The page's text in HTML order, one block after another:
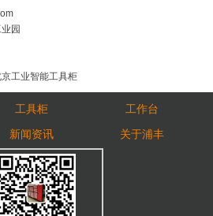
园
工业智能工具柜
工具柜
工作台
新闻资讯 关于浦丰